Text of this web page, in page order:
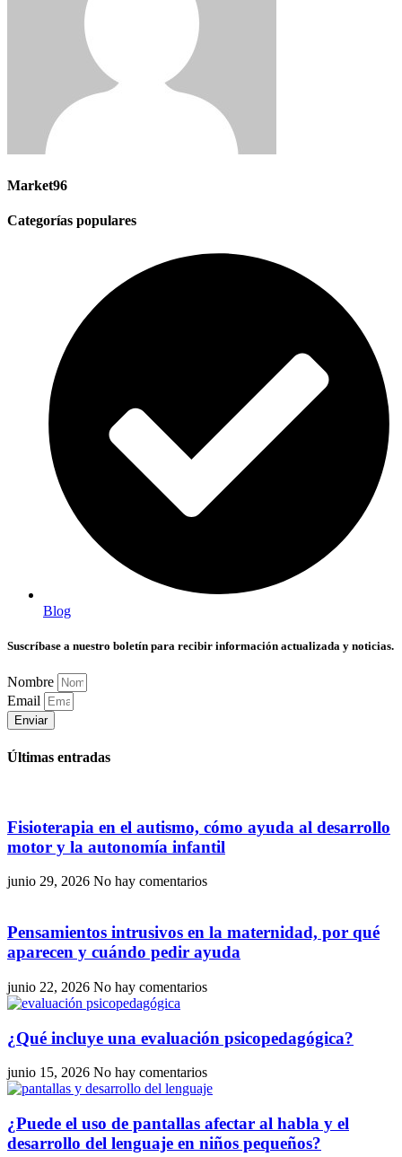
Market96
Categorías populares
Blog
Suscríbase a nuestro boletín para recibir información actualizada y noticias.
Nombre
Email
Enviar
Últimas entradas
Fisioterapia en el autismo, cómo ayuda al desarrollo
motor y la autonomía infantil
junio 29, 2026 No hay comentarios
Pensamientos intrusivos en la maternidad, por qué
aparecen y cuándo pedir ayuda
junio 22, 2026 No hay comentarios
¿Qué incluye una evaluación psicopedagógica?
junio 15, 2026 No hay comentarios
¿Puede el uso de pantallas afectar al habla y el
desarrollo del lenguaje en niños pequeños?